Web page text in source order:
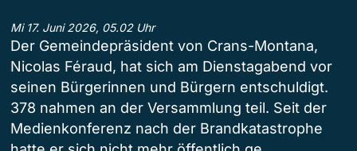
Mi 17. Juni 2026, 05.02 Uhr
Der Gemeindepräsident von Crans-Montana,
Nicolas Féraud, hat sich am Dienstagabend vor
seinen Bürgerinnen und Bürgern entschuldigt.
378 nahmen an der Versammlung teil. Seit der
Medienkonferenz nach der Brandkatastrophe